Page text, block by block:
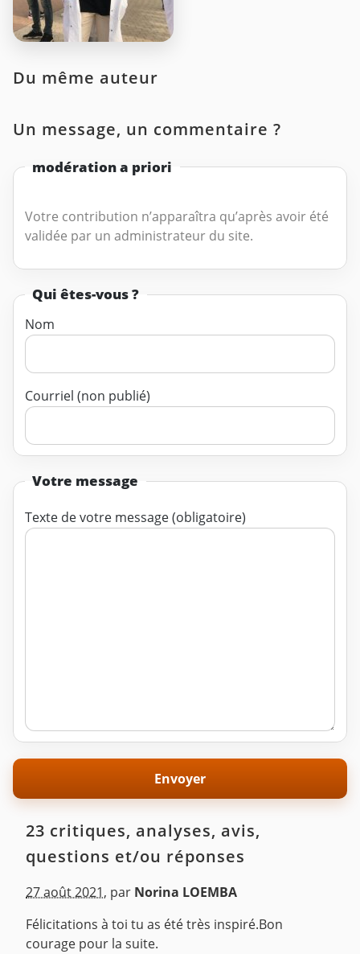
Du même auteur
Un message, un commentaire ?
modération a priori
Votre contribution n’apparaîtra qu’après avoir été
validée par un administrateur du site.
Qui êtes-vous ?
Nom
Courriel (non publié)
Votre message
Texte de votre message (obligatoire)
23 critiques, analyses, avis,
questions et/ou réponses
27 août 2021, par Norina LOEMBA
Félicitations à toi tu as été très inspiré.Bon
courage pour la suite.